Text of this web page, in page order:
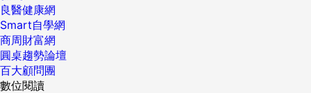
良醫健康網
Smart自學網
商周財富網
圓桌趨勢論壇
百大顧問團
數位閱讀